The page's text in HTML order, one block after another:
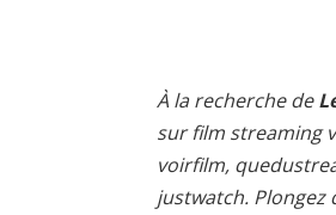
À la recherche de
sur film streaming
voirfilm,
justwatch. Plongez